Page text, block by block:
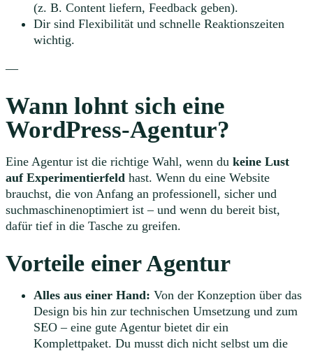
(z. B. Content liefern, Feedback geben).
Dir sind Flexibilität und schnelle Reaktionszeiten
wichtig.
—
Wann lohnt sich eine
WordPress-Agentur?
Eine Agentur ist die richtige Wahl, wenn du keine Lust
auf Experimentierfeld hast. Wenn du eine Website
brauchst, die von Anfang an professionell, sicher und
suchmaschinenoptimiert ist – und wenn du bereit bist,
dafür tief in die Tasche zu greifen.
Vorteile einer Agentur
Alles aus einer Hand: Von der Konzeption über das
Design bis hin zur technischen Umsetzung und zum
SEO – eine gute Agentur bietet dir ein
Komplettpaket. Du musst dich nicht selbst um die